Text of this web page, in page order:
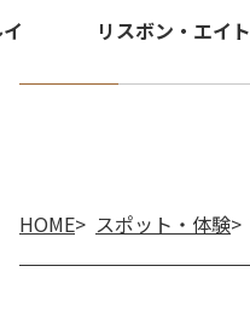
HOME スポット・体験
リスボン・エイト